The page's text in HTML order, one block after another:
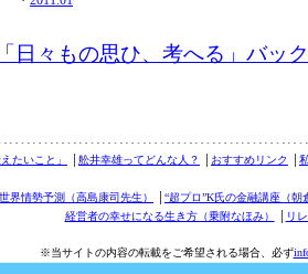
「日々もの思ひ、考へる」バッ
たいこと」 舩井幸雄ってどんな人？ おすすめリンク
界情勢予測（高島康司先生）
“超プロ”K氏の金融講座（朝
経営者の幸せになる生き方（乗附なほみ）
リ
※当サイトの内容の転載をご希望される場合、必ず